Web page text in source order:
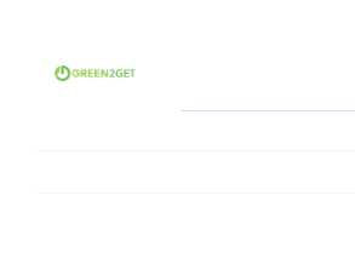
content